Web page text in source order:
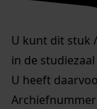
U kunt dit stuk
in de
U heeft